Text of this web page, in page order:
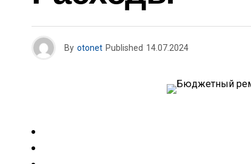
By otonet Published 14.07.2024